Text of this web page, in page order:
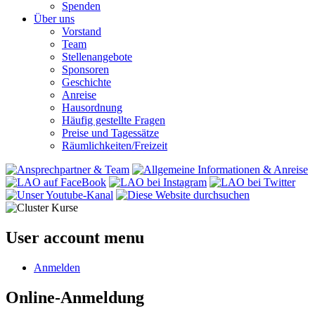
Spenden
Über uns
Vorstand
Team
Stellenangebote
Sponsoren
Geschichte
Anreise
Hausordnung
Häufig gestellte Fragen
Preise und Tagessätze
Räumlichkeiten/Freizeit
User account menu
Anmelden
Online-Anmeldung